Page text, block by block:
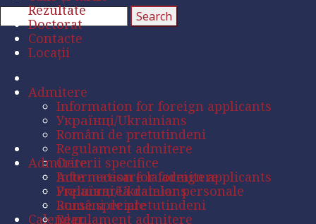
Rezultate
Doctorat
Contacte
Locații
Admitere
Information for foreign applicants
Українці/Ukrainians
Români de pretutindeni
Regulament admitere
Criterii specifice
Acte necesare la admitere
Prelucrarea datelor personale
Burse speciale
Calendar
Admitere
Information for foreign applicants
Українці/Ukrainians
Români de pretutindeni
Regulament admitere